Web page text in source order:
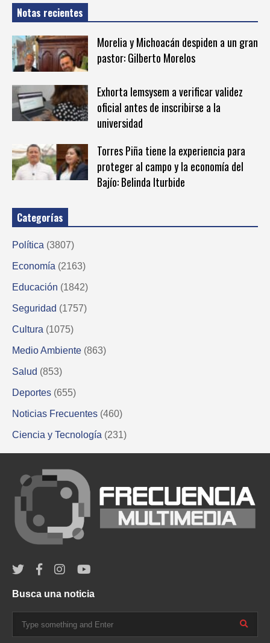
Notas recientes
Morelia y Michoacán despiden a un gran
pastor: Gilberto Morelos
Exhorta Iemsysem a verificar validez
oficial antes de inscribirse a la
universidad
Torres Piña tiene la experiencia para
proteger al campo y la economía del
Bajío: Belinda Iturbide
Categorías
Política (3807)
Economía (2163)
Educación (1842)
Seguridad (1757)
Cultura (1075)
Medio Ambiente (863)
Salud (853)
Deportes (655)
Noticias Frecuentes (460)
Ciencia y Tecnología (231)
Busca una noticia